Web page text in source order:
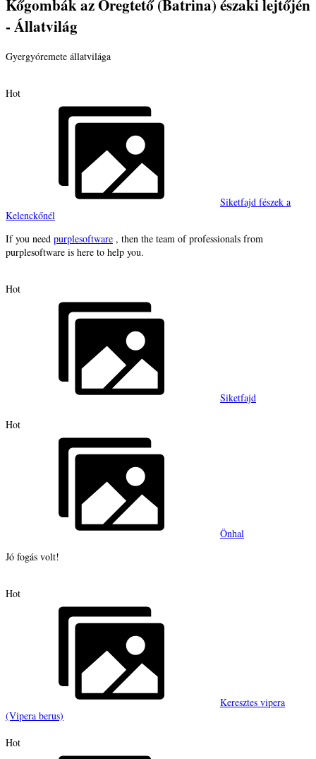
Kőgombák az Öregtető (Batrina) északi lejtőjén
- Állatvilág
Gyergyóremete állatvilága
Hot
Siketfajd fészek a
Kelenckőnél
If you need purplesoftware , then the team of professionals from
purplesoftware is here to help you.
Hot
Siketfajd
Hot
Önhal
Jó fogás volt!
Hot
Keresztes vipera
(Vipera berus)
Hot